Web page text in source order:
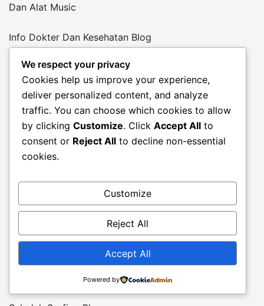
Dan Alat Music
Info Dokter Dan Kesehatan Blog
Praktek Kesehatan
Hardware Dan SoftWare Komputer
Racing Game & Virtual Game
Arcade Game Dan Virtual Racing
Perternakan Blog
Liburan Dengan Spot Salju Terbaik
Belajar Mengenal Bisnis
We respect your privacy
Cookies help us improve your experience,
deliver personalized content, and analyze
traffic. You can choose which cookies to allow
by clicking Customize. Click Accept All to
consent or Reject All to decline non-essential
cookies.
Customize
Reject All
Accept All
Powered by